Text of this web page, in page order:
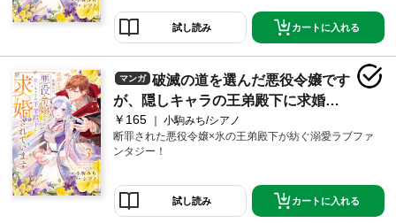
試し読み カートに入れる
マンガ
破滅の道を選んだ悪役令嬢です
が、隠しキャラの王弟殿下に求婚さ
れています３
￥165
小駒みち/シアノ
断罪された悪役令嬢×氷の王弟殿下が紡ぐ溺愛ラブファ
ンタジー！
試し読み カートに入れる